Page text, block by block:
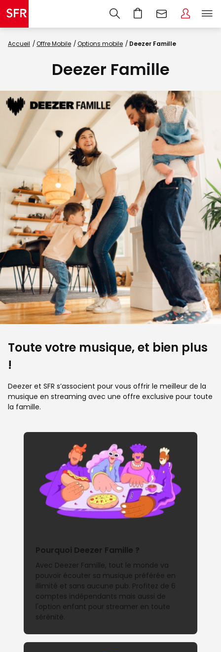
Accueil Offre Mobile Options mobile Deezer Famille
Deezer Famille
Toute votre musique, et bien plus
!
Deezer et SFR s’associent pour vous offrir le meilleur de la
musique en streaming avec une offre exclusive pour toute
la famille.
Pourquoi Deezer Famille ?
Avec Deezer Famille, tout le monde va
pouvoir écouter sa musique préférée en
illimité et sans aucune pub. Profitez de 6
comptes indépendants mais aussi de
l'option enfant pour streamer en toute
sérénité.